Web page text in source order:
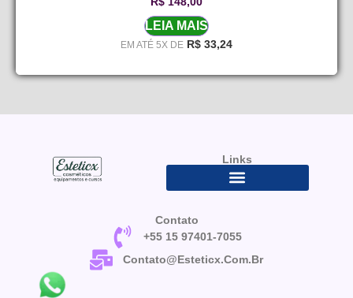
LEIA MAIS
EM ATÉ 5X DE R$ 33,24
Links
Contato
+55 15 97401-7055
Contato@esteticx.com.br